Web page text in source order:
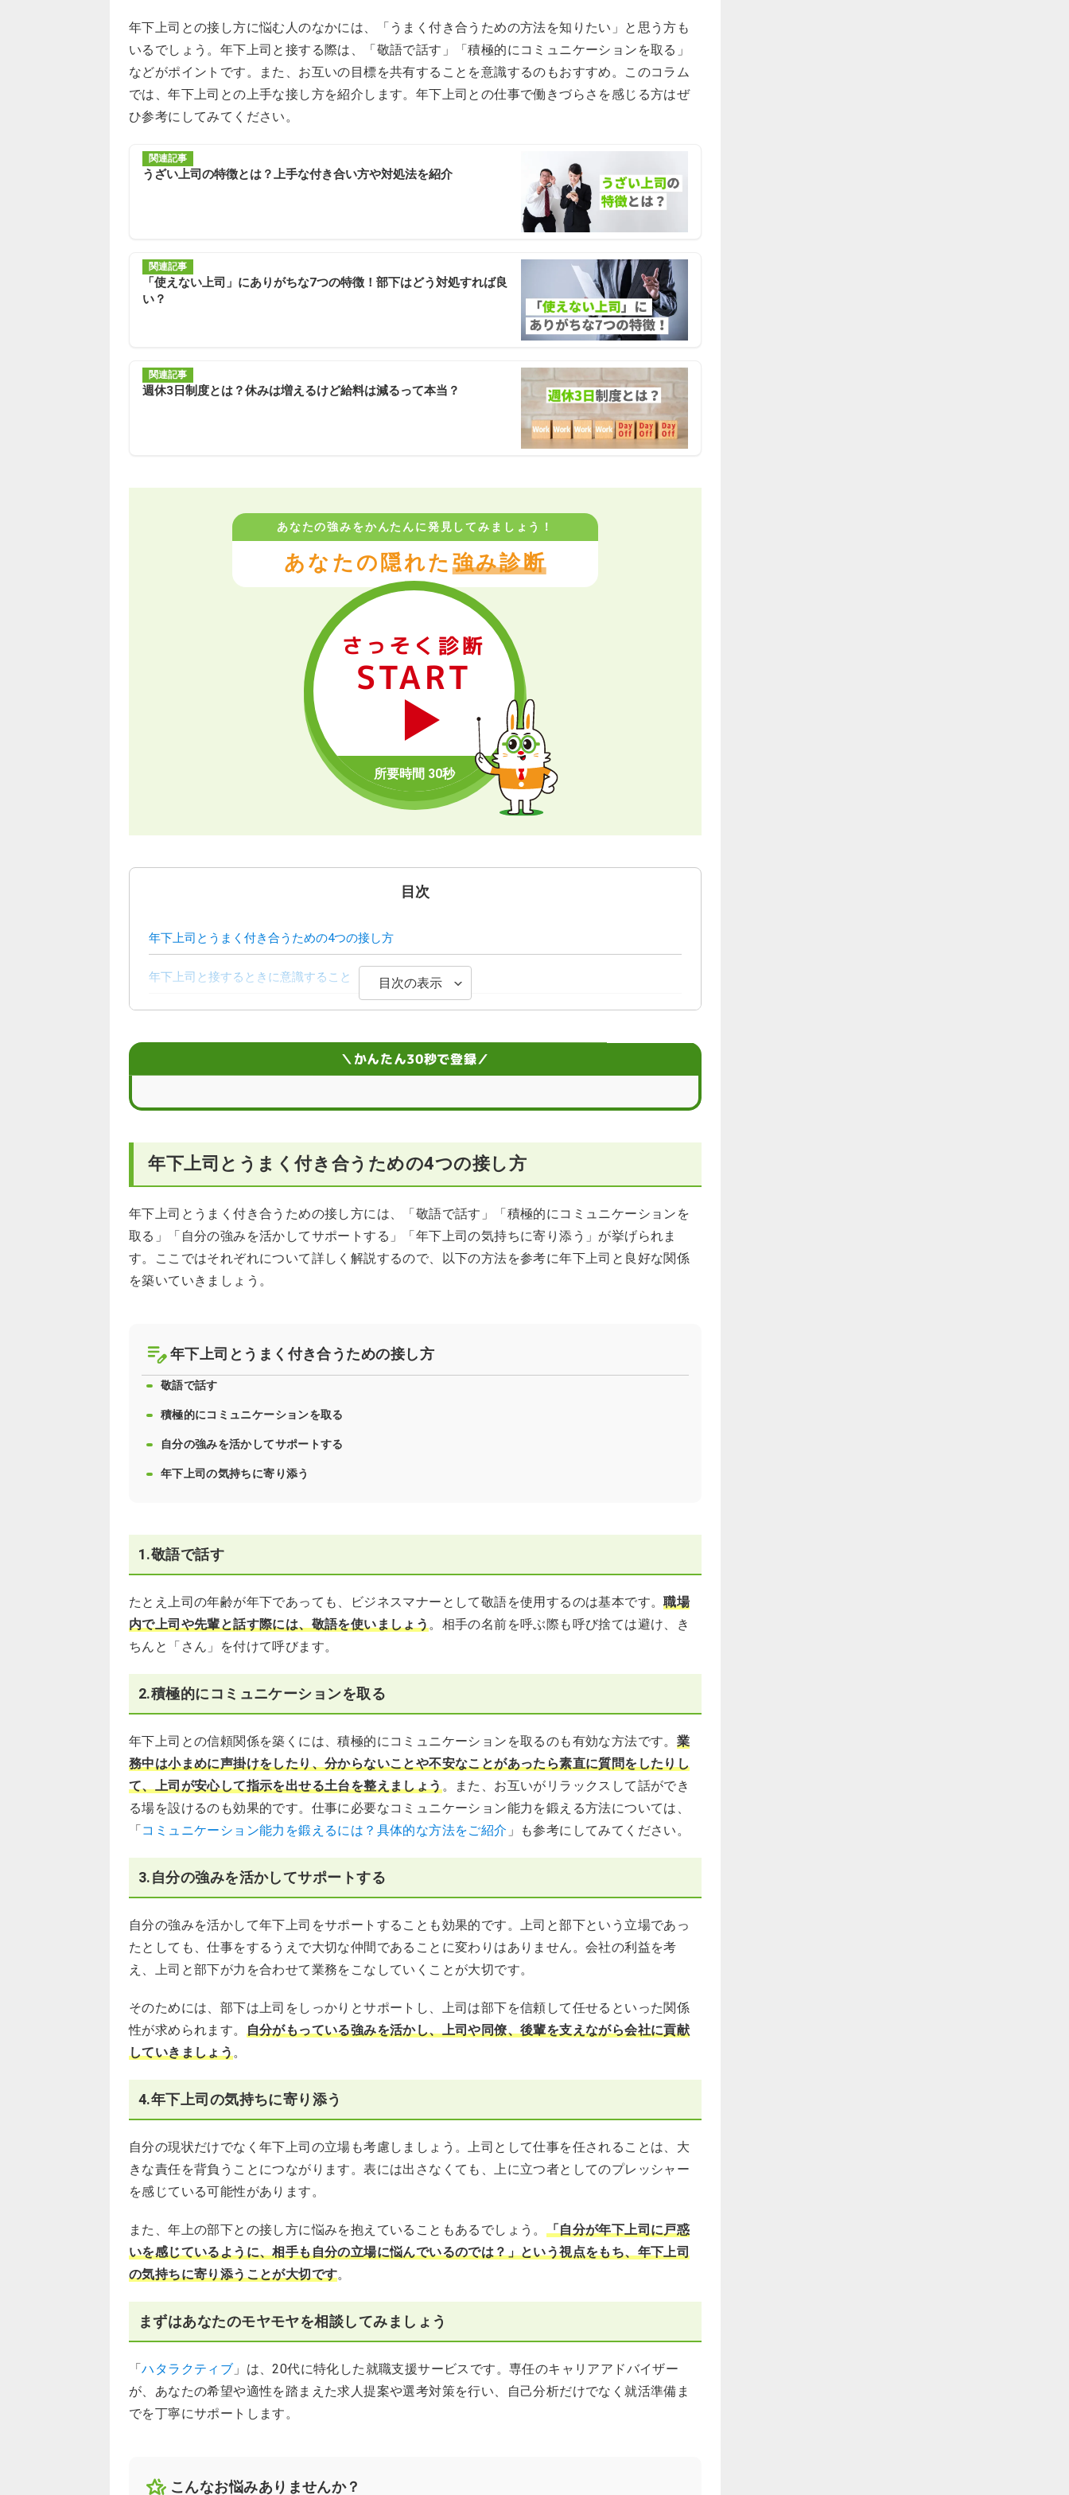
年下上司との接し方に悩む人のなかには、「うまく付き合うための方法を知りたい」と思う方も
いるでしょう。年下上司と接する際は、「敬語で話す」「積極的にコミュニケーションを取る」
などがポイントです。また、お互いの目標を共有することを意識するのもおすすめ。このコラム
では、年下上司との上手な接し方を紹介します。年下上司との仕事で働きづらさを感じる方はぜ
ひ参考にしてみてください。
関連記事
うざい上司の特徴とは？上手な付き合い方や対処法を紹介
関連記事
「使えない上司」にありがちな7つの特徴！部下はどう対処すれば良
い？
関連記事
週休3日制度とは？休みは増えるけど給料は減るって本当？
あなたの強みをかんたんに発見してみましょう！
あなたの隠れた強み診断
さっそく診断
START
目次
年下上司とうまく付き合うための4つの接し方
年下上司と接するときに意識すること 目次の表示
＼かんたん30秒で登録／
年下上司とうまく付き合うための4つの接し方
年下上司とうまく付き合うための接し方には、「敬語で話す」「積極的にコミュニケーションを
取る」「自分の強みを活かしてサポートする」「年下上司の気持ちに寄り添う」が挙げられま
す。ここではそれぞれについて詳しく解説するので、以下の方法を参考に年下上司と良好な関係
を築いていきましょう。
年下上司とうまく付き合うための接し方
敬語で話す
積極的にコミュニケーションを取る
自分の強みを活かしてサポートする
年下上司の気持ちに寄り添う
1.敬語で話す
たとえ上司の年齢が年下であっても、ビジネスマナーとして敬語を使用するのは基本です。職場
内で上司や先輩と話す際には、敬語を使いましょう。相手の名前を呼ぶ際も呼び捨ては避け、き
ちんと「さん」を付けて呼びます。
2.積極的にコミュニケーションを取る
年下上司との信頼関係を築くには、積極的にコミュニケーションを取るのも有効な方法です。 業
務中は小まめに声掛けをしたり、分からないことや不安なことがあったら素直に質問をしたりし
て、上司が安心して指示を出せる土台を整えましょう。また、お互いがリラックスして話ができ
る場を設けるのも効果的です。仕事に必要なコミュニケーション能力を鍛える方法については、
「コミュニケーション能力を鍛えるには？具体的な方法をご紹介 」も参考にしてみてください。
3.自分の強みを活かしてサポートする
自分の強みを活かして年下上司をサポートすることも効果的です。上司と部下という立場であっ
たとしても、仕事をするうえで大切な仲間であることに変わりはありません。会社の利益を考
え、上司と部下が力を合わせて業務をこなしていくことが大切です。
そのためには、部下は上司をしっかりとサポートし、上司は部下を信頼して任せるといった関係
性が求められます。 自分がもっている強みを活かし、上司や同僚、後輩を支えながら会社に貢献
していきましょう。
4.年下上司の気持ちに寄り添う
自分の現状だけでなく年下上司の立場も考慮しましょう。上司として仕事を任されることは、大
きな責任を背負うことにつながります。表には出さなくても、上に立つ者としてのプレッシャー
を感じている可能性があります。
また、年上の部下との接し方に悩みを抱えていることもあるでしょう。 「自分が年下上司に戸惑
いを感じているように、相手も自分の立場に悩んでいるのでは？」という視点をもち、年下上司
の気持ちに寄り添うことが大切です。
まずはあなたのモヤモヤを相談してみましょう
「ハタラクティブ 」は、20代に特化した就職支援サービスです。専任のキャリアアドバイザー
が、あなたの希望や適性を踏まえた求人提案や選考対策を行い、自己分析だけでなく就活準備ま
でを丁寧にサポートします。
こんなお悩みありませんか？